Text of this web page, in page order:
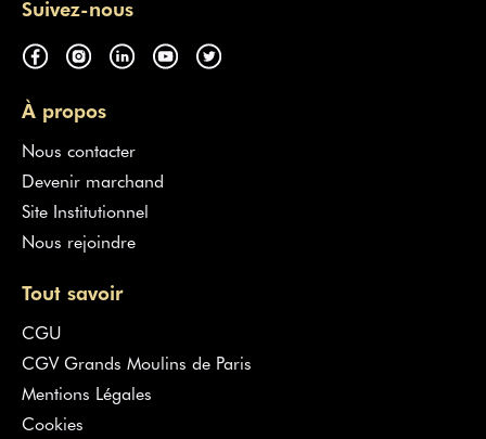
Suivez-nous
À propos
Nous contacter
Devenir marchand
Site Institutionnel
Nous rejoindre
Tout savoir
CGU
CGV Grands Moulins de Paris
Mentions Légales
Cookies